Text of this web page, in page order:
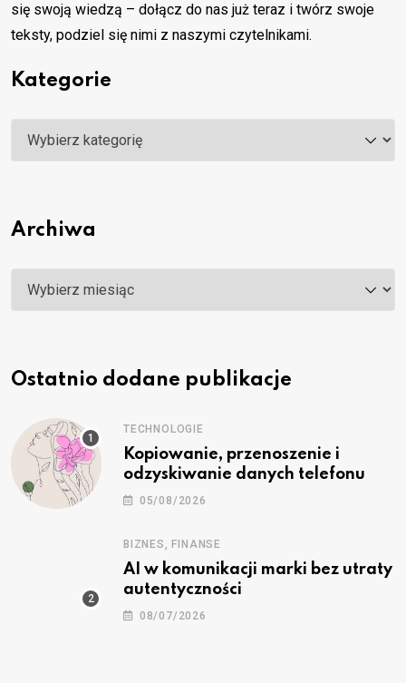
się swoją wiedzą – dołącz do nas już teraz i twórz swoje
teksty, podziel się nimi z naszymi czytelnikami.
Kategorie
Kategorie
Archiwa
Archiwa
Ostatnio dodane publikacje
TECHNOLOGIE
Kopiowanie, przenoszenie i
odzyskiwanie danych telefonu
05/08/2026
BIZNES, FINANSE
AI w komunikacji marki bez utraty
autentyczności
08/07/2026